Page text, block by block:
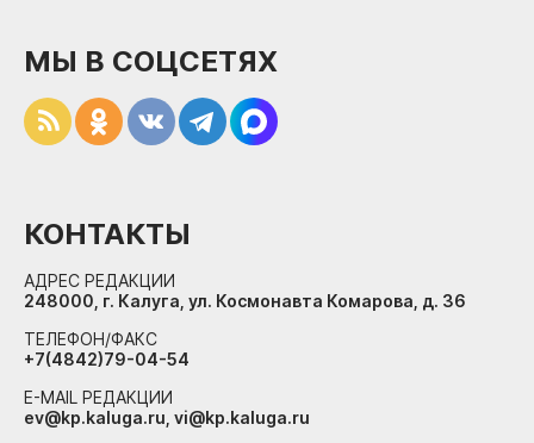
МЫ В СОЦСЕТЯХ
КОНТАКТЫ
АДРЕС РЕДАКЦИИ
248000, г. Калуга, ул. Космонавта Комарова, д. 36
ТЕЛЕФОН/ФАКС
+7(4842)79-04-54
E-MAIL РЕДАКЦИИ
ev@kp.kaluga.ru, vi@kp.kaluga.ru